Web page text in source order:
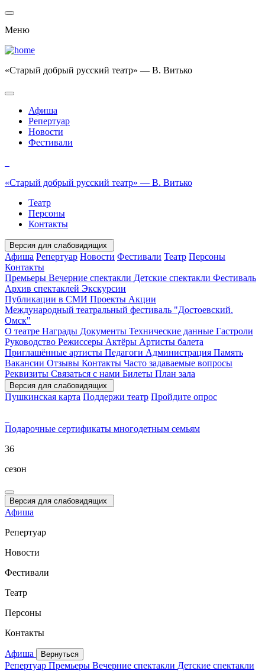
Меню
«Старый добрый русский театр» — В. Витько
Афиша
Репертуар
Новости
Фестивали
«Старый добрый русский театр» — В. Витько
Театр
Персоны
Контакты
Версия для слабовидящих
Афиша Репертуар Новости Фестивали Театр Персоны
Контакты
Премьеры Вечерние спектакли Детские спектакли Фестиваль
Архив спектаклей Экскурсии
Публикации в СМИ Проекты Акции
Международный театральный фестиваль "Достоевский.
Омск"
О театре Награды Документы Технические данные Гастроли
Руководство Режиссеры Актёры Артисты балета
Приглашённые артисты Педагоги Администрация Память
Вакансии Отзывы Контакты Часто задаваемые вопросы
Реквизиты Связаться с нами Билеты План зала
Версия для слабовидящих
Пушкинская карта Поддержи театр Пройдите опрос
Подарочные сертификаты многодетным семьям
36
сезон
Версия для слабовидящих
Афиша
Репертуар
Новости
Фестивали
Театр
Персоны
Контакты
Афиша Вернуться
Репертуар Премьеры Вечерние спектакли Детские спектакли